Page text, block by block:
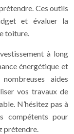
Ces outils
et évaluer la
toiture.
à long
énergétique et
aides
vos travaux de
N’hésitez pas à
compétents pour
prétendre.